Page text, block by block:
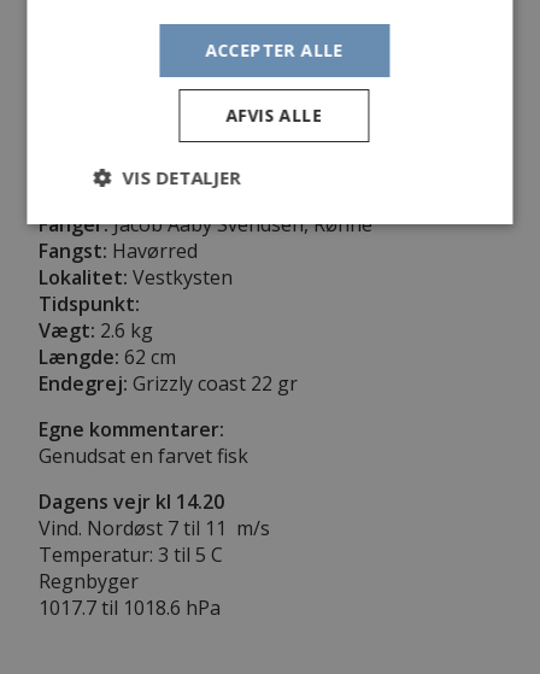
Fanger:Jacob Aaby Svendsen, Rønne
Fangst: Havørred
Lokalitet: Vestkysten
Tidspunkt:
Vægt: 2.6 kg
Længde: 62 cm
Endegrej: Grizzly coast 22 gr
Egne kommentarer:
Genudsat en farvet fisk
Dagens vejr kl 14.20
Vind. Nordøst 7 til 11 m/s
Temperatur: 3 til 5 C
Regnbyger
1017.7 til 1018.6 hPa
ACCEPTER ALLE
AFVIS ALLE
VIS DETALJER